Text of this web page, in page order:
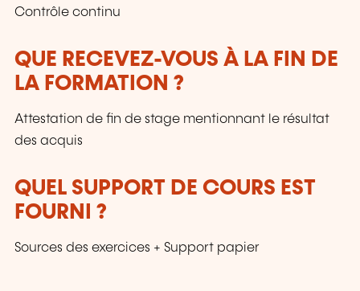
Contrôle continu
QUE RECEVEZ-VOUS À LA FIN DE
LA FORMATION ?
Attestation de fin de stage mentionnant le résultat
des acquis
QUEL SUPPORT DE COURS EST
FOURNI ?
Sources des exercices + Support papier